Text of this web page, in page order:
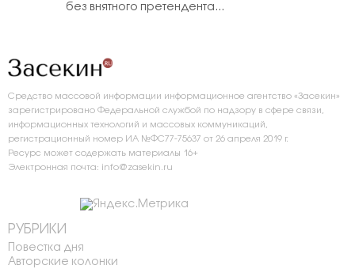
без внятного претендента...
Средство массовой информации информационное агентство «Засекин»
зарегистрировано Федеральной службой по надзору в сфере связи,
информационных технологий и массовых коммуникаций,
регистрационный номер ИА №ФС77-75637 от 26 апреля 2019 г.
Ресурс может содержать материалы 16+
Электронная почта: info@zasekin.ru
РУБРИКИ
Повестка дня
Авторские колонки